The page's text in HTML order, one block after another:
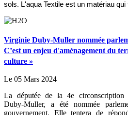
sols. L'aqua Textile est un matériau
Virginie Duby-Muller nommée
C’est un enjeu d'aménagement du
culture »
Le 05 Mars 2024
La députée de la 4e circonscription
Duby-Muller, a été nommée
gouvernement. Elle tentera de